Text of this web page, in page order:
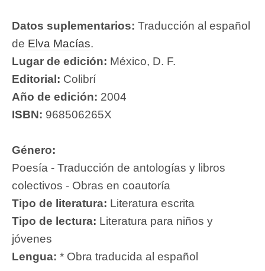
Datos suplementarios: Traducción al español
de Elva Macías.
Lugar de edición: México, D. F.
Editorial: Colibrí
Año de edición: 2004
ISBN: 968506265X
Género:
Poesía - Traducción de antologías y libros
colectivos - Obras en coautoría
Tipo de literatura: Literatura escrita
Tipo de lectura: Literatura para niños y
jóvenes
Lengua: * Obra traducida al español